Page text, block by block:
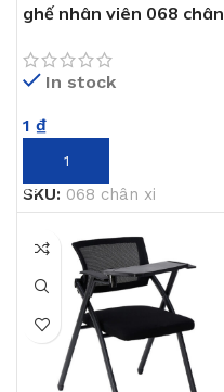
ghế nhân viên 068 chân
In stock
1 ₫
THÊM VÀO GIỎ HÀNG
SKU: 068 chân xi